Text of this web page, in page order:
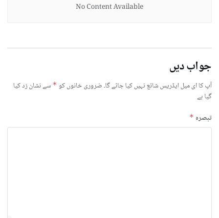
No Content Available
جواب دیں
آپ کا ای میل ایڈریس شائع نہیں کیا جائے گا۔ضروری خانوں کو * سے نشان زد کیا
گیا ہے
تبصرہ *